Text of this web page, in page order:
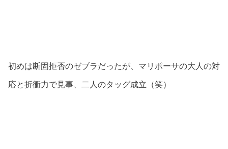
初めは断固拒否のゼブラだったが、マリポーサの大人の対
応と折衝力で見事、二人のタッグ成立（笑）